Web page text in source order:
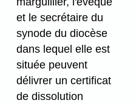
et le secrétaire du
synode du diocèse
dans lequel elle est
située peuvent
délivrer un certificat
de dissolution